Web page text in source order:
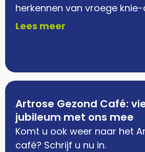
herkennen van vroege
Lees meer
Artrose Gezond Café:
jubileum met ons mee
Komt u ook weer naar het
café? Schrijf u nu in.